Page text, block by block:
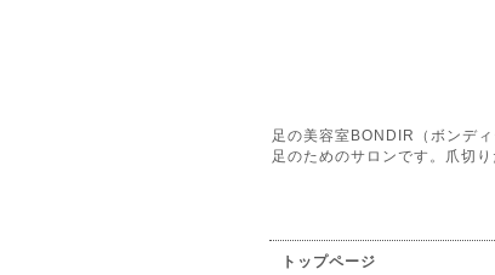
足の美容室BONDIR（ボンデ
足のためのサロンです。爪切
トップページ